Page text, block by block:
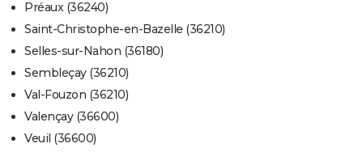
Préaux (36240)
Saint-Christophe-en-Bazelle (36210)
Selles-sur-Nahon (36180)
Sembleçay (36210)
Val-Fouzon (36210)
Valençay (36600)
Veuil (36600)